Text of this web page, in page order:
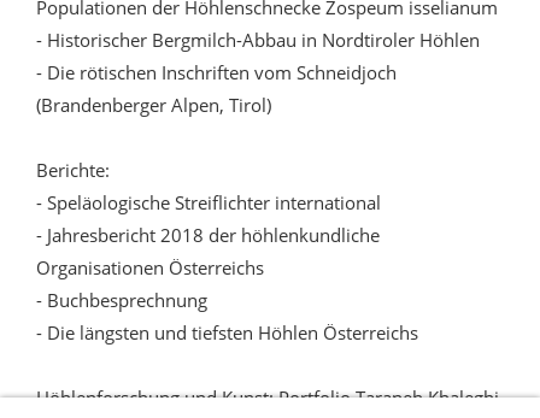
Populationen der Höhlenschnecke Zospeum isselianum
- Historischer Bergmilch-Abbau in Nordtiroler Höhlen
- Die rötischen Inschriften vom Schneidjoch
(Brandenberger Alpen, Tirol)
Berichte:
- Speläologische Streiflichter international
- Jahresbericht 2018 der höhlenkundliche
Organisationen Österreichs
- Buchbesprechnung
- Die längsten und tiefsten Höhlen Österreichs
Höhlenforschung und Kunst: Portfolio Taraneh Khaleghi